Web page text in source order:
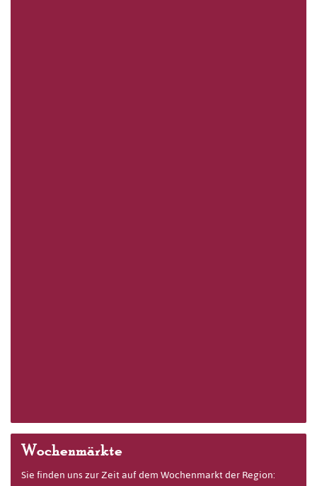
Wochenmärkte
Sie finden uns zur Zeit auf dem Wochenmarkt der Region: